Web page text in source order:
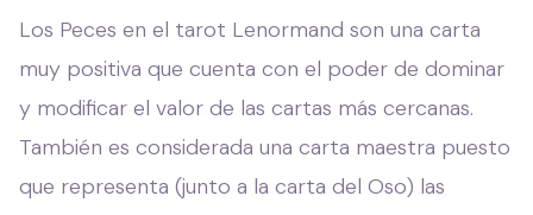
Los Peces en el tarot Lenormand son una carta
muy positiva que cuenta con el poder de dominar
y modificar el valor de las cartas más cercanas.
También es considerada una carta maestra puesto
que representa (junto a la carta del Oso) las